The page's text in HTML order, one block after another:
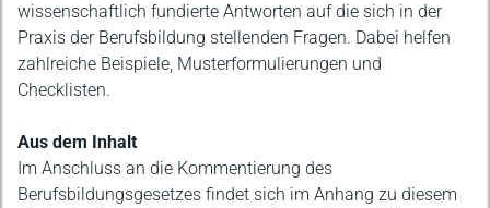
wissenschaftlich fundierte Antworten auf die sich in der
Praxis der Berufsbildung stellenden Fragen. Dabei helfen
zahlreiche Beispiele, Musterformulierungen und
Checklisten.
Aus dem Inhalt
Im Anschluss an die Kommentierung des
Berufsbildungsgesetzes findet sich im Anhang zu diesem